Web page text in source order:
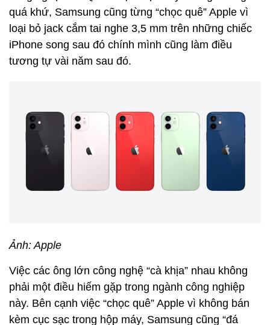
quá khứ, Samsung cũng từng “chọc quê” Apple vì
loại bỏ jack cắm tai nghe 3,5 mm trên những chiếc
iPhone song sau đó chính mình cũng làm điều
tương tự vài năm sau đó.
Ảnh: Apple
Việc các ông lớn công nghệ “cà khịa” nhau không
phải một điều hiếm gặp trong ngành công nghiệp
này. Bên cạnh việc “chọc quê” Apple vì không bán
kèm cục sạc trong hộp máy, Samsung cũng “đá